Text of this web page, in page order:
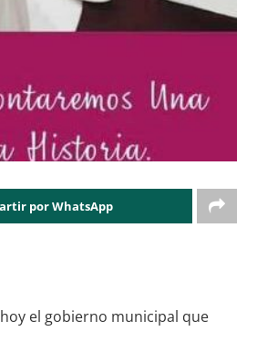
por WhatsApp
el gobierno municipal que